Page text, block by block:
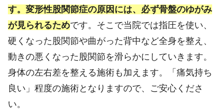
す。変形性股関節症の原因には、必ず骨盤のゆがみ
が見られるためです。そこで当院では指圧を使い、
硬くなった股関節や曲がった背中など全身を整え、
動きの悪くなった股関節を滑らかにしていきます。
身体の左右差を整える施術も加えます。「痛気持ち
良い」程度の施術となりますので、ご安心くださ
い。